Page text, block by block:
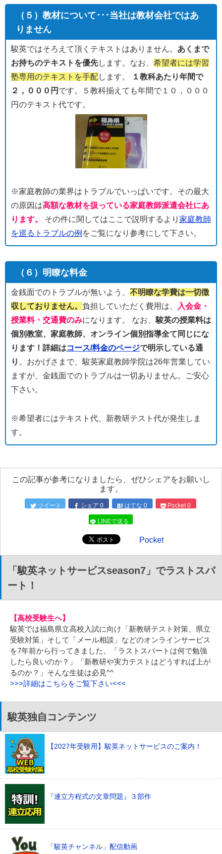
（５）教材について･･･当社は教材会社ではあ
りません
駿英ではそろえて頂くテキストはありません。 あくまで
お持ちのテキストを優先します。なお、 希望者には学習
塾専用のテキストを手配します。
１教科あたり年間で
２，０００円 です。５教科揃えても年間で１０，０００
円のテキスト代です。
※家庭教師の業界はトラブルでいっぱいです。その最大
の原因は高額な教材を扱っている家庭教師派遣会社にあ
ります。
その件に関してはここで説明するより 家庭教師
を巡るトラブルの例 をご覧になり参考にして下さい。
（６）明瞭な料金
金銭面でのトラブルが無いよう、 不明瞭な学費は一切徴
収しておりません。 負担していただく費用は、
入会金・
授業料・交通費のみになります。 なお、 駿英の授業料は
個別教室、家庭教師、オンライン個別指導全て同じにな
ります！詳細はコース/料金のページで明示している通
り 。おかげさまで、駿英家庭教師学院は26年営業してい
ますが、金銭面でのトラブルは一切ありません。ご安心
下さい。
※希望者にはテキスト代、新教研テスト代が発生しま
す。
この記事が参考になりましたら、ぜひシェアをお願いし
ます。
ツイート シェア 0 はてな 0 Pocket 0
LINEで送る
Pocket
「駿英ネットサービスseason7」でラストスパ
ート！
【高校受験生へ】
駿英では福島県立高校入試に向け「新教研テスト対策、県立
受験対策」そして「メール相談」などのオンラインサービス
を7年前から行ってきました。「ラストスパートは何で勉強
したら良いのか？」「新教研や実力テストはどうすれば上が
るのか？」そんな生徒は必見^^
>>>詳細はこちらをご覧下さい<<<
駿英独自コンテンツ
【2027年受験用】駿英ネットサービスのご案内！
『連立方程式の文章問題』３部作
「駿英チャンネル」配信動画